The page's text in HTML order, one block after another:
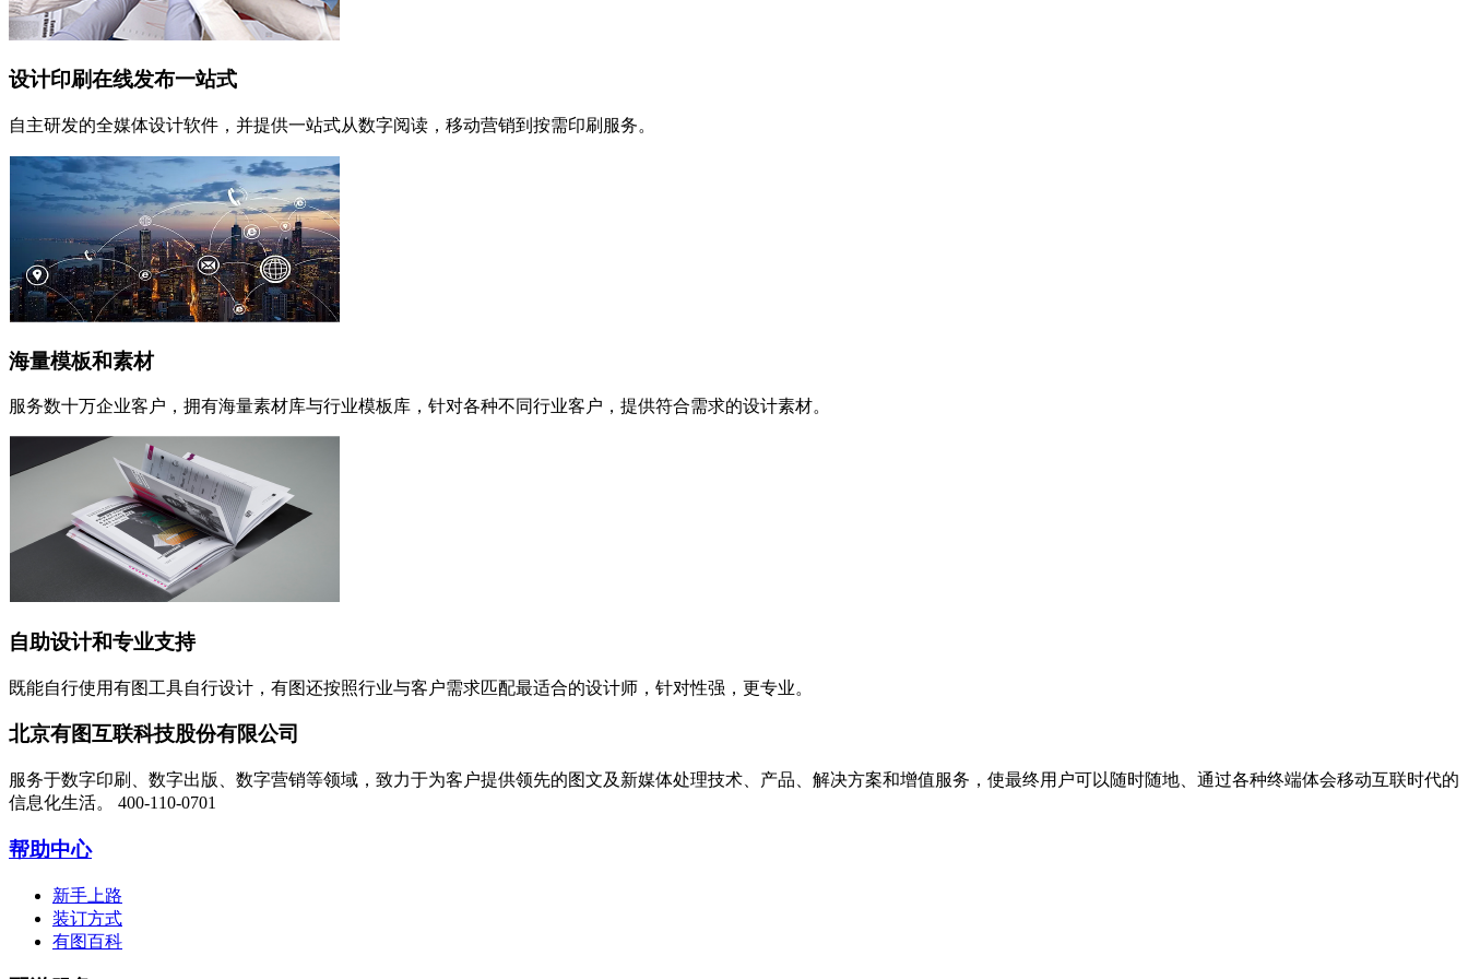
设计印刷在线发布一站式
自主研发的全媒体设计软件，并提供一站式从数字阅读，移动营销到按需印刷服务。
海量模板和素材
服务数十万企业客户，拥有海量素材库与行业模板库，针对各种不同行业客户，提供符合需求的设计素材。
自助设计和专业支持
既能自行使用有图工具自行设计，有图还按照行业与客户需求匹配最适合的设计师，针对性强，更专业。
北京有图互联科技股份有限公司
服务于数字印刷、数字出版、数字营销等领域，致力于为客户提供领先的图文及新媒体处理技术、产品、解决方案和增值服务，使最终用户可以随时随地、通过各种终端体会移动互联时代的
信息化生活。
400-110-0701
帮助中心
新手上路
装订方式
有图百科